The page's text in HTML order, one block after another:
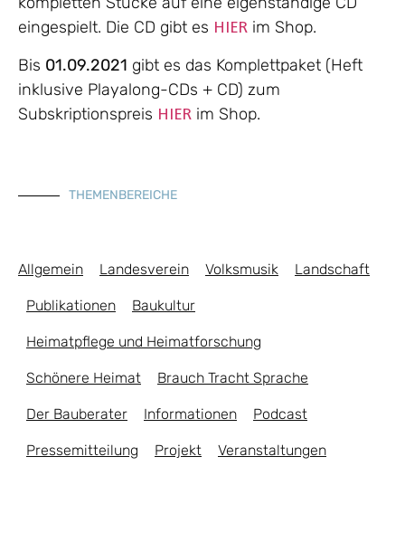
eingespielt. Die CD gibt es HIER im Shop.
Bis 01.09.2021 gibt es das Komplettpaket (Heft
inklusive Playalong-CDs + CD) zum
Subskriptionspreis HIER im Shop.
THEMENBEREICHE
Allgemein Landesverein Volksmusik Landschaft
Publikationen Baukultur
Heimatpflege und Heimatforschung
Schönere Heimat Brauch Tracht Sprache
Der Bauberater Informationen Podcast
Pressemitteilung Projekt Veranstaltungen